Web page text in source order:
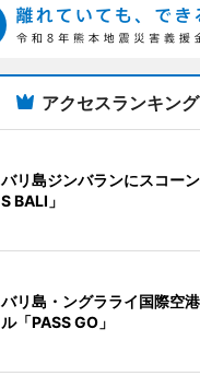
アクセスランキング
バリ島ジンバランにスコー
S BALI」
バリ島・ングラライ国際空
ル「PASS GO」